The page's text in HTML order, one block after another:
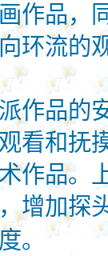
作品，
环流的
品的安
看和抚
作品。
增加探
。